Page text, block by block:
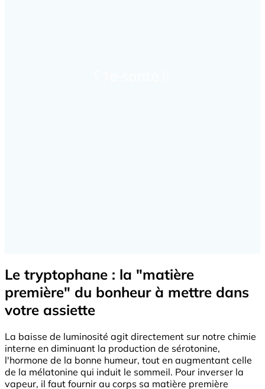
Le tryptophane : la "matière
première" du bonheur à mettre dans
votre assiette
La baisse de luminosité agit directement sur notre chimie
interne en diminuant la production de sérotonine,
l'hormone de la bonne humeur, tout en augmentant celle
de la mélatonine qui induit le sommeil. Pour inverser la
vapeur, il faut fournir au corps sa matière première